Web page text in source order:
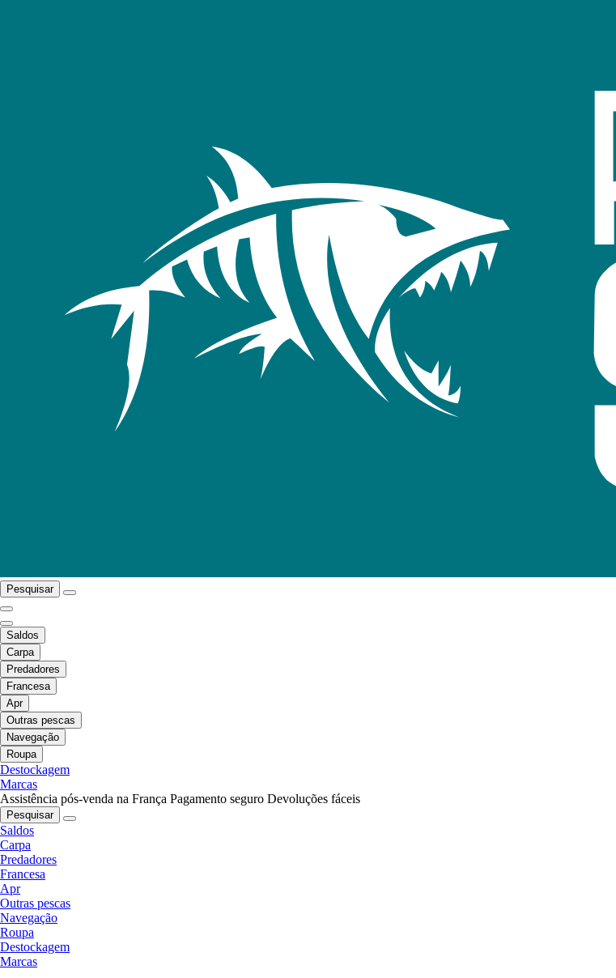
Pesquisar
Saldos
Carpa
Predadores
Francesa
Apr
Outras pescas
Navegação
Roupa
Destockagem
Marcas
Assistência pós-venda na França Pagamento seguro Devoluções fáceis
Pesquisar
Saldos
Carpa
Predadores
Francesa
Apr
Outras pescas
Navegação
Roupa
Destockagem
Marcas